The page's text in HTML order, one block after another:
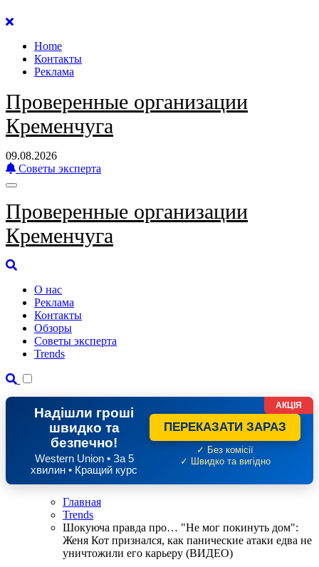
Перейти
содержанию
Home
Контакты
Реклама
Проверенные организации
Кременчуга
09.08.2026
Советы эксперта
Проверенные организации
Кременчуга
О нас
Реклама
Контакты
Обзоры
Советы эксперта
Trends
Надішли гроші
швидко та
безпечно!
Western Union • За 5
хвилин • Кращий курс
ПЕРЕКАЗАТИ ЗАРАЗ
✓ Без комісії
✓ Швидко та вигідно
АКЦІЯ
Главная
Trends
Шокуюча правда про… "Не мог покинуть дом":
Женя Кот признался, как панические атаки едва не
уничтожили его карьеру (ВИДЕО)